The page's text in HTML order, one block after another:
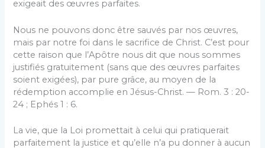
exigeait des œuvres parfaites.
Nous ne pouvons donc être sauvés par nos œuvres,
mais par notre foi dans le sacrifice de Christ. C’est pour
cette raison que l’Apôtre nous dit que nous sommes
justifiés gratuitement (sans que des œuvres parfaites
soient exigées), par pure grâce, au moyen de la
rédemption accomplie en Jésus-Christ. — Rom. 3 : 20-
24 ; Ephés 1 : 6.
La vie, que la Loi promettait à celui qui pratiquerait
parfaitement la justice et qu’elle n’a pu donner à aucun